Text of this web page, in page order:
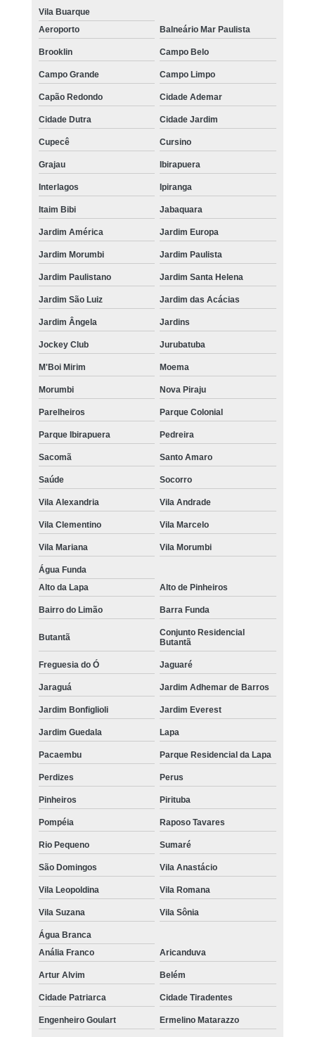
Vila Buarque
Aeroporto
Balneário Mar Paulista
Brooklin Campo Belo
Campo Grande Campo Limpo
Capão Redondo Cidade Ademar
Cidade Dutra Cidade Jardim
Cupecê Cursino
Grajau Ibirapuera
Interlagos Ipiranga
Itaim Bibi Jabaquara
Jardim América Jardim Europa
Jardim Morumbi Jardim Paulista
Jardim Paulistano Jardim Santa Helena
Jardim São Luiz Jardim das Acácias
Jardim Ângela Jardins
Jockey Club Jurubatuba
M'Boi Mirim Moema
Morumbi Nova Piraju
Parelheiros Parque Colonial
Parque Ibirapuera Pedreira
Sacomã Santo Amaro
Saúde Socorro
Vila Alexandria Vila Andrade
Vila Clementino Vila Marcelo
Vila Mariana Vila Morumbi
Água Funda
Alto da Lapa
Alto de Pinheiros
Bairro do Limão Barra Funda
Butantã
Conjunto Residencial
Butantã
Freguesia do Ó Jaguaré
Jaraguá Jardim Adhemar de Barros
Jardim Bonfiglioli Jardim Everest
Jardim Guedala Lapa
Pacaembu Parque Residencial da Lapa
Perdizes Perus
Pinheiros Pirituba
Pompéia Raposo Tavares
Rio Pequeno Sumaré
São Domingos Vila Anastácio
Vila Leopoldina Vila Romana
Vila Suzana Vila Sônia
Água Branca
Anália Franco
Aricanduva
Artur Alvim Belém
Cidade Patriarca Cidade Tiradentes
Engenheiro Goulart Ermelino Matarazzo